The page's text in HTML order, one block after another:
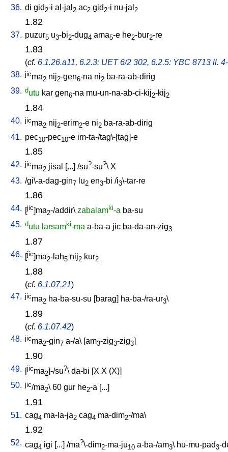
36. di gid 2-i al-jal 2 ac2 gid 2-i nu-jal 2
1.82
37. puzur5 u3-bi2-dug4 ama5-e he2-bur2-re
1.83
(cf. 6.1.26.a11, 6.2.3: UET 6/2 302, 6.2.5: YBC 8713 ll.
38. jicma2 nij2-gen6-na ni2 ba-ra-ab-dirig
39. dutu kar gen6-na mu-un-na-ab-ci-kij2-kij2
1.84
40. jicma2 nij2-erim2-e ni2 ba-ra-ab-dirig
41. pec10-pec10-e im-ta-/tag\-[tag]-e
1.85
42. jicma2 jisal [...] /su?-su?\ X
43. /gi\-a-dag-gin7 lu2 en3-bi /i3\-tar-re
1.86
44. [jic]ma2-/addir\ zabalamki-a ba-su
45. dutu larsamki-ma a-ba-a jic ba-da-an-zig3
1.87
46. [jic]ma2-lah5 nij2 kur2
1.88
(cf. 6.1.07.21)
47. jicma2 ha-ba-su-su [barag] ha-ba-/ra-ur3\
1.89
(cf. 6.1.07.42)
48. jicma2-gin7 a-/a\ [am3-zig3-zig3]
1.90
49. [jicma2]-/su?\ da-bi [X X (X)]
50. jic/ma2\ 60 gur he2-a [...]
1.91
51. cag4 ma-la-ja2 cag4 ma-dim2-/ma\
1.92
52. cag4 igi [...] /ma?\-dim2-ma-ju10 a-ba-/am3\ hu-mu-pad3-